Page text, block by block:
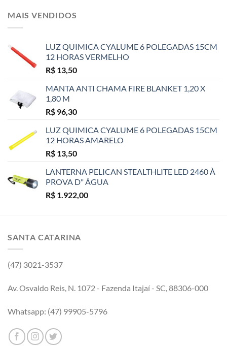
MAIS VENDIDOS
LUZ QUIMICA CYALUME 6 POLEGADAS 15CM
12 HORAS VERMELHO
R$ 13,50
MANTA ANTI CHAMA FIRE BLANKET 1,20 X
1,80 M
R$ 96,30
LUZ QUIMICA CYALUME 6 POLEGADAS 15CM
12 HORAS AMARELO
R$ 13,50
LANTERNA PELICAN STEALTHLITE LED 2460 À
PROVA D" ÁGUA
R$ 1.922,00
SANTA CATARINA
(47) 3021-3537
Av. Osvaldo Reis, N. 1072 - Fazenda Itajaí - SC, 88306-000
Whatsapp: (47) 99905-5796